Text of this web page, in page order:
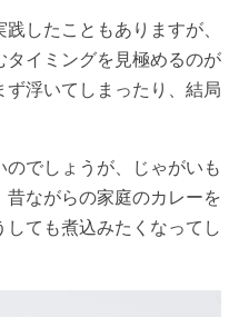
したこともありますが、
タイミングを見極めるのが
浮いてしまったり、結局
でしょうが、じゃがいも
ながらの家庭のカレーを
ても煮込みたくなってし